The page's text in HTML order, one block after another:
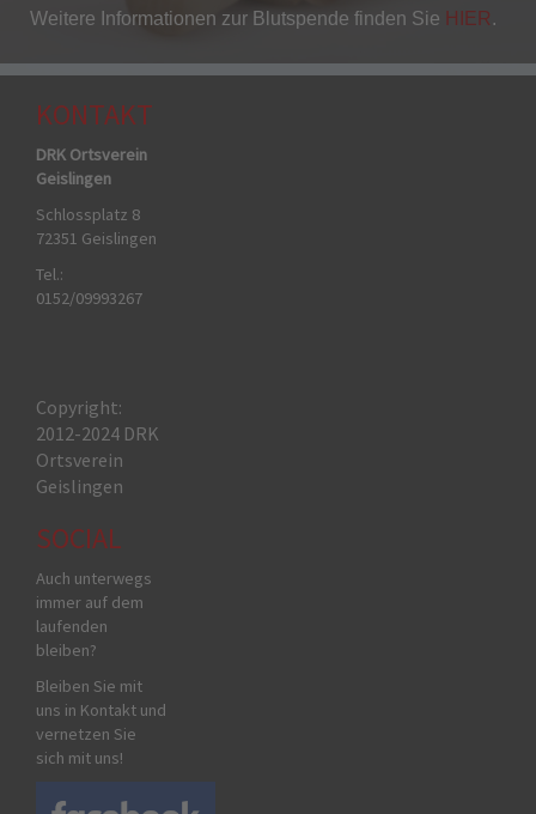
Weitere Informationen zur Blutspende finden Sie HIER.
KONTAKT
DRK Ortsverein
Geislingen
Schlossplatz 8
72351 Geislingen
Tel.:
0152/09993267
Copyright:
2012-2024 DRK
Ortsverein
Geislingen
SOCIAL
Auch unterwegs
immer auf dem
laufenden
bleiben?
Bleiben Sie mit
uns in Kontakt und
vernetzen Sie
sich mit uns!